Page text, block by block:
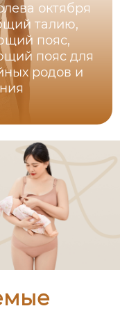
октября
талию,
пояс,
пояс для
родов и